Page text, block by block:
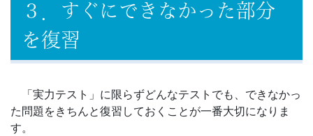
学
３．すぐにできなかった部分
を復習
「実力テスト」に限らずどんなテストでも、できなかっ
た問題をきちんと復習しておくことが一番大切になりま
す。